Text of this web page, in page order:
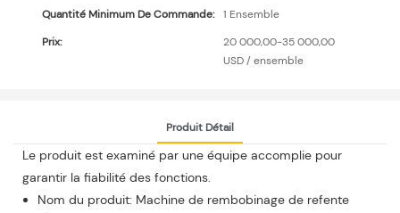
Quantité Minimum De Commande:
1 Ensemble
Prix:
20 000,00-35 000,00
USD / ensemble
Produit Détail
Le produit est examiné par une équipe accomplie pour
garantir la fiabilité des fonctions.
Nom du produit: Machine de rembobinage de refente